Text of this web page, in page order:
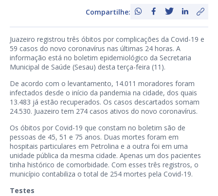
Compartilhe:
Juazeiro registrou três óbitos por complicações da Covid-19 e
59 casos do novo coronavírus nas últimas 24 horas. A
informação está no boletim epidemiológico da Secretaria
Municipal de Saúde (Sesau) desta terça-feira (11).
De acordo com o levantamento, 14.011 moradores foram
infectados desde o início da pandemia na cidade, dos quais
13.483 já estão recuperados. Os casos descartados somam
24.530. Juazeiro tem 274 casos ativos do novo coronavírus.
Os óbitos por Covid-19 que constam no boletim são de
pessoas de 45, 51 e 75 anos. Duas mortes foram em
hospitais particulares em Petrolina e a outra foi em uma
unidade pública da mesma cidade. Apenas um dos pacientes
tinha histórico de comorbidade. Com esses três registros, o
município contabiliza o total de 254 mortes pela Covid-19.
Testes